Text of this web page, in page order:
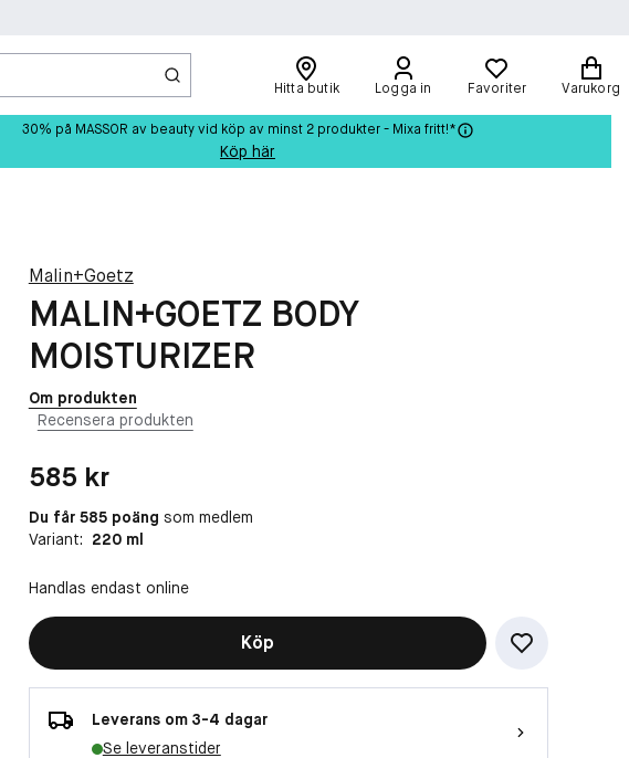
Hitta butik Logga in Favoriter Varukorg
30% på MASSOR av beauty vid köp av minst 2 produkter - Mixa fritt!*
Köp här
Malin+Goetz
MALIN+GOETZ BODY
MOISTURIZER
Om produkten
Recensera produkten
Variant: 220 ml
Pris: 585 kr
585 kr
Du får 585 poäng som medlem
Handlas endast online
Köp
Leverans om 3-4 dagar
Se leveranstider